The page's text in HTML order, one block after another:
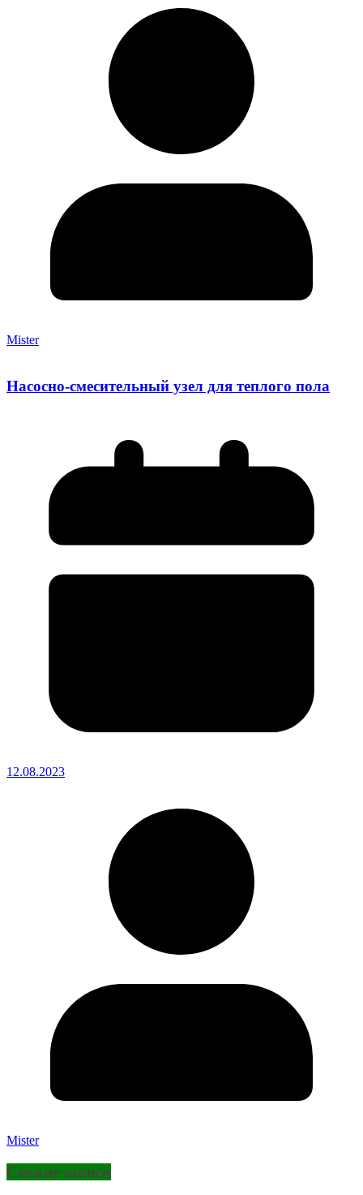
Mister
Насосно-смесительный узел для теплого пола
12.08.2023
Mister
Свежие записи